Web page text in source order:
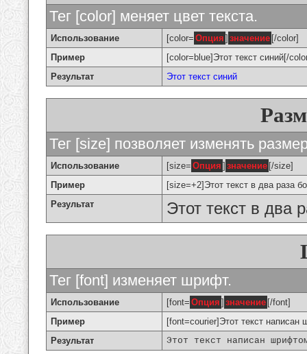
Тег [color] меняет цвет текста.
Использование [color= Опция ] значение [/color]
Пример
[color=blue]Этот текст синий[/
Результат
Этот текст синий
Тег [size] позволяет изменять
Использование [size= Опция ] значение [/size]
Пример
[size=+2]Этот текст в два раза
Результат
Этот текст в два
Тег [font] изменяет шрифт.
Использование [font= Опция ] значение [/font]
Пример
[font=courier]Этот текст
Результат
Этот текст написан